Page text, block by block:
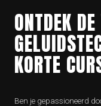
ONTDEK
KORTE
Ben je gepassioneerd